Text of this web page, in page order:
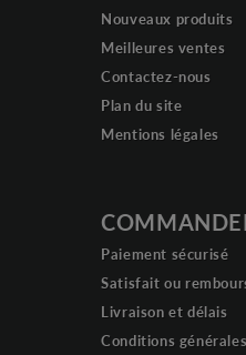
Nouveaux produits
Meilleures ventes
Contactez-nous
Plan du site
Mentions légales
Paiement sécurisé
Satisfait ou
Livraison et délais
Conditions